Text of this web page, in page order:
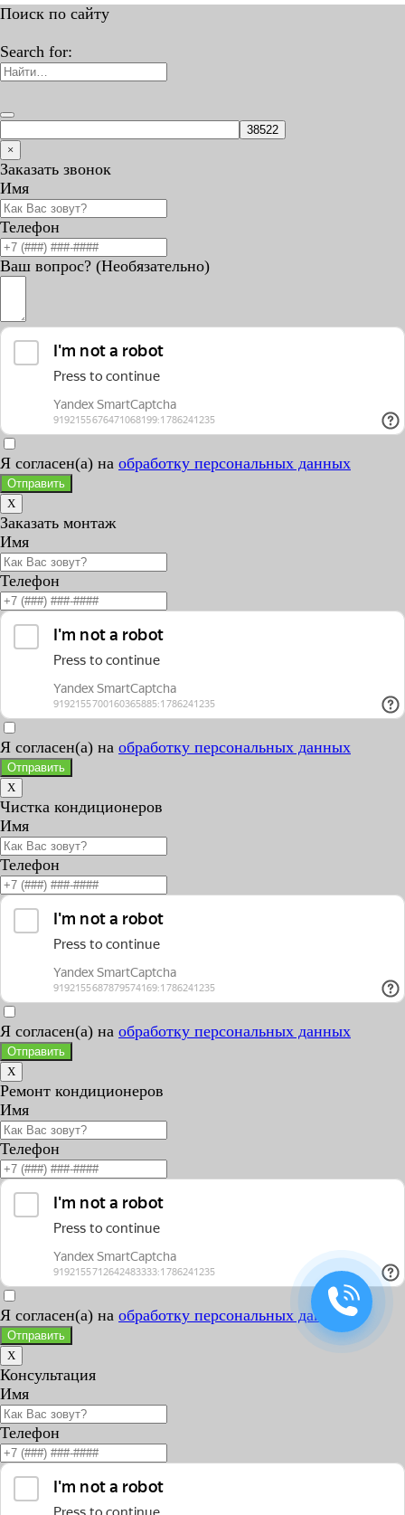
Поиск по сайту
Search for:
×
Заказать звонок
Имя
Телефон
Ваш вопрос? (Необязательно)
Я согласен(а) на обработку персональных данных
Отправить
X
Заказать монтаж
Имя
Телефон
Я согласен(а) на обработку персональных данных
Отправить
X
Чистка кондиционеров
Имя
Телефон
Я согласен(а) на обработку персональных данных
Отправить
X
Ремонт кондиционеров
Имя
Телефон
Я согласен(а) на обработку персональных данных
Отправить
X
Консультация
Имя
Телефон